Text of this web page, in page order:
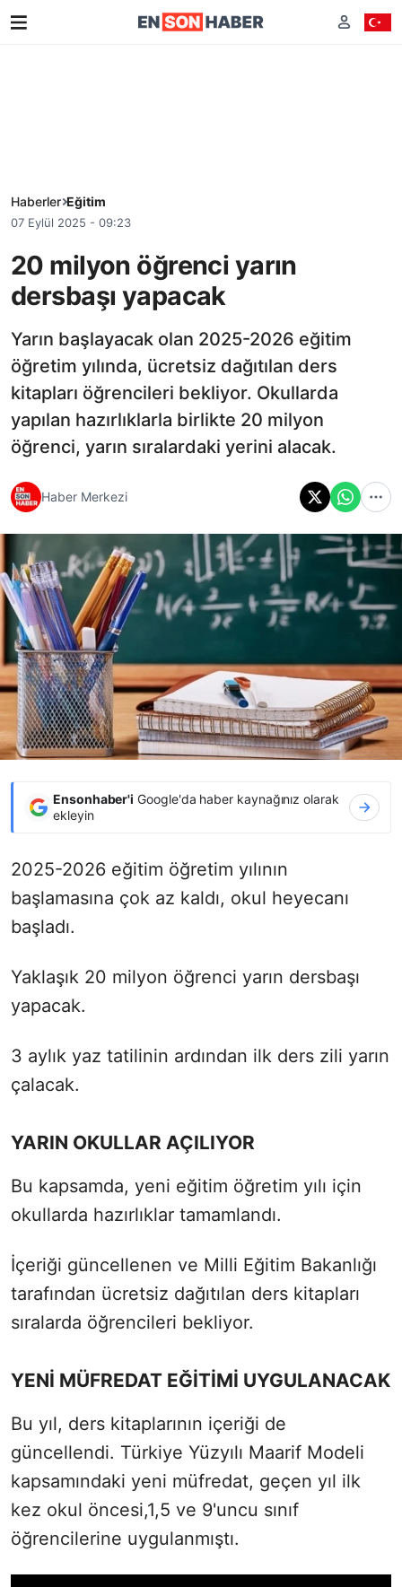
Haberler Eğitim
07 Eylül 2025 - 09:23
20 milyon öğrenci yarın
dersbaşı yapacak
Yarın başlayacak olan 2025-2026 eğitim
öğretim yılında, ücretsiz dağıtılan ders
kitapları öğrencileri bekliyor. Okullarda
yapılan hazırlıklarla birlikte 20 milyon
öğrenci, yarın sıralardaki yerini alacak.
Haber Merkezi
Ensonhaber'i Google'da haber kaynağınız olarak
ekleyin
2025-2026 eğitim öğretim yılının
başlamasına çok az kaldı, okul heyecanı
başladı.
Yaklaşık 20 milyon öğrenci yarın dersbaşı
yapacak.
3 aylık yaz tatilinin ardından ilk ders zili yarın
çalacak.
YARIN OKULLAR AÇILIYOR
Bu kapsamda, yeni eğitim öğretim yılı için
okullarda hazırlıklar tamamlandı.
İçeriği güncellenen ve Milli Eğitim Bakanlığı
tarafından ücretsiz dağıtılan ders kitapları
sıralarda öğrencileri bekliyor.
YENİ MÜFREDAT EĞİTİMİ UYGULANACAK
Bu yıl, ders kitaplarının içeriği de
güncellendi. Türkiye Yüzyılı Maarif Modeli
kapsamındaki yeni müfredat, geçen yıl ilk
kez okul öncesi,1,5 ve 9'uncu sınıf
öğrencilerine uygulanmıştı.